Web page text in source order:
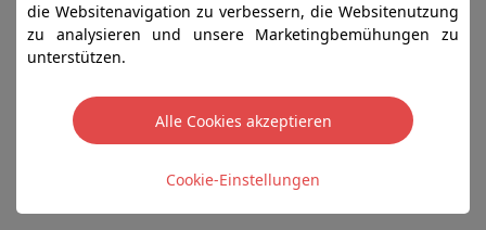
die Websitenavigation zu verbessern, die Websitenutzung
zu analysieren und unsere Marketingbemühungen zu
unterstützen.
Alle Cookies akzeptieren
Cookie-Einstellungen